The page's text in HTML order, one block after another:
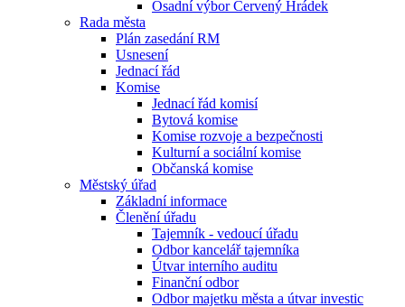
Osadní výbor Červený Hrádek
Rada města
Plán zasedání RM
Usnesení
Jednací řád
Komise
Jednací řád komisí
Bytová komise
Komise rozvoje a bezpečnosti
Kulturní a sociální komise
Občanská komise
Městský úřad
Základní informace
Členění úřadu
Tajemník - vedoucí úřadu
Odbor kancelář tajemníka
Útvar interního auditu
Finanční odbor
Odbor majetku města a útvar investic